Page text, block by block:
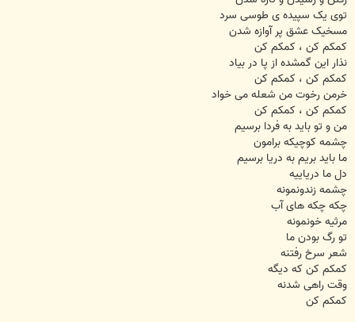
توی یک سپیده ی طوسی سرد
مسخیک عشق پر آوازه شدن
کمکم کن ، کمکم کن
نذار این گمشده از پا در بیاد
کمکم کن ، کمکم کن
خرمن رخوت من شعله می خواد
کمکم کن ، کمکم کن
من و تو باید به فردا برسیم
چشمه کوچیکه برامون
ما باید بریم به دریا برسیم
دل ما دریاییه
چشمه زندونمونه
چکه چکه های آب
مرثیه خونمونه
تو رگ بودن ما
شعر سرخ رفتنه
کمکم کن که دیگه
وقت راهی شدنه
کمکم کن